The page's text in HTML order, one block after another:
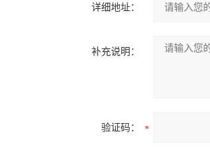
详细地址：
补充说明：
验证码：